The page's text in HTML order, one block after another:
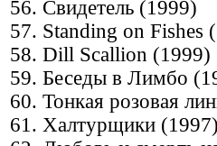
56. Свидетель (1999)
57. Standing on Fishes
58. Dill Scallion (1999)
59. Беседы в Лимбо
60. Тонкая розовая
61. Халтурщики